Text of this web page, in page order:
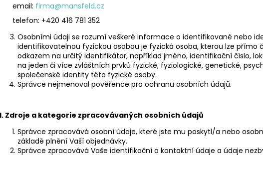
email: firma@mansfeld.cz
telefon: +420 416 781 352
Osobními údaji se rozumí veškeré informace o identifikované nebo
identifikovatelnou fyzickou osobou je fyzická osoba, kterou lze přímo
odkazem na určitý identifikátor, například jméno, identifikační číslo,
na jeden či více zvláštních prvků fyzické, fyziologické, genetické,
společenské identity této fyzické osoby.
Správce nejmenoval pověřence pro ochranu osobních údajů.
Zdroje a kategorie zpracovávaných osobních údajů
Správce zpracovává osobní údaje, které jste mu poskytl/a nebo
základě plnění Vaší objednávky.
Správce zpracovává Vaše identifikační a kontaktní údaje a údaje
87 Kč